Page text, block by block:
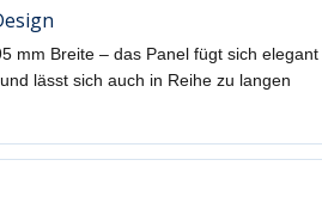
mm Breite – das Panel fügt sich elegant
lässt sich auch in Reihe zu langen